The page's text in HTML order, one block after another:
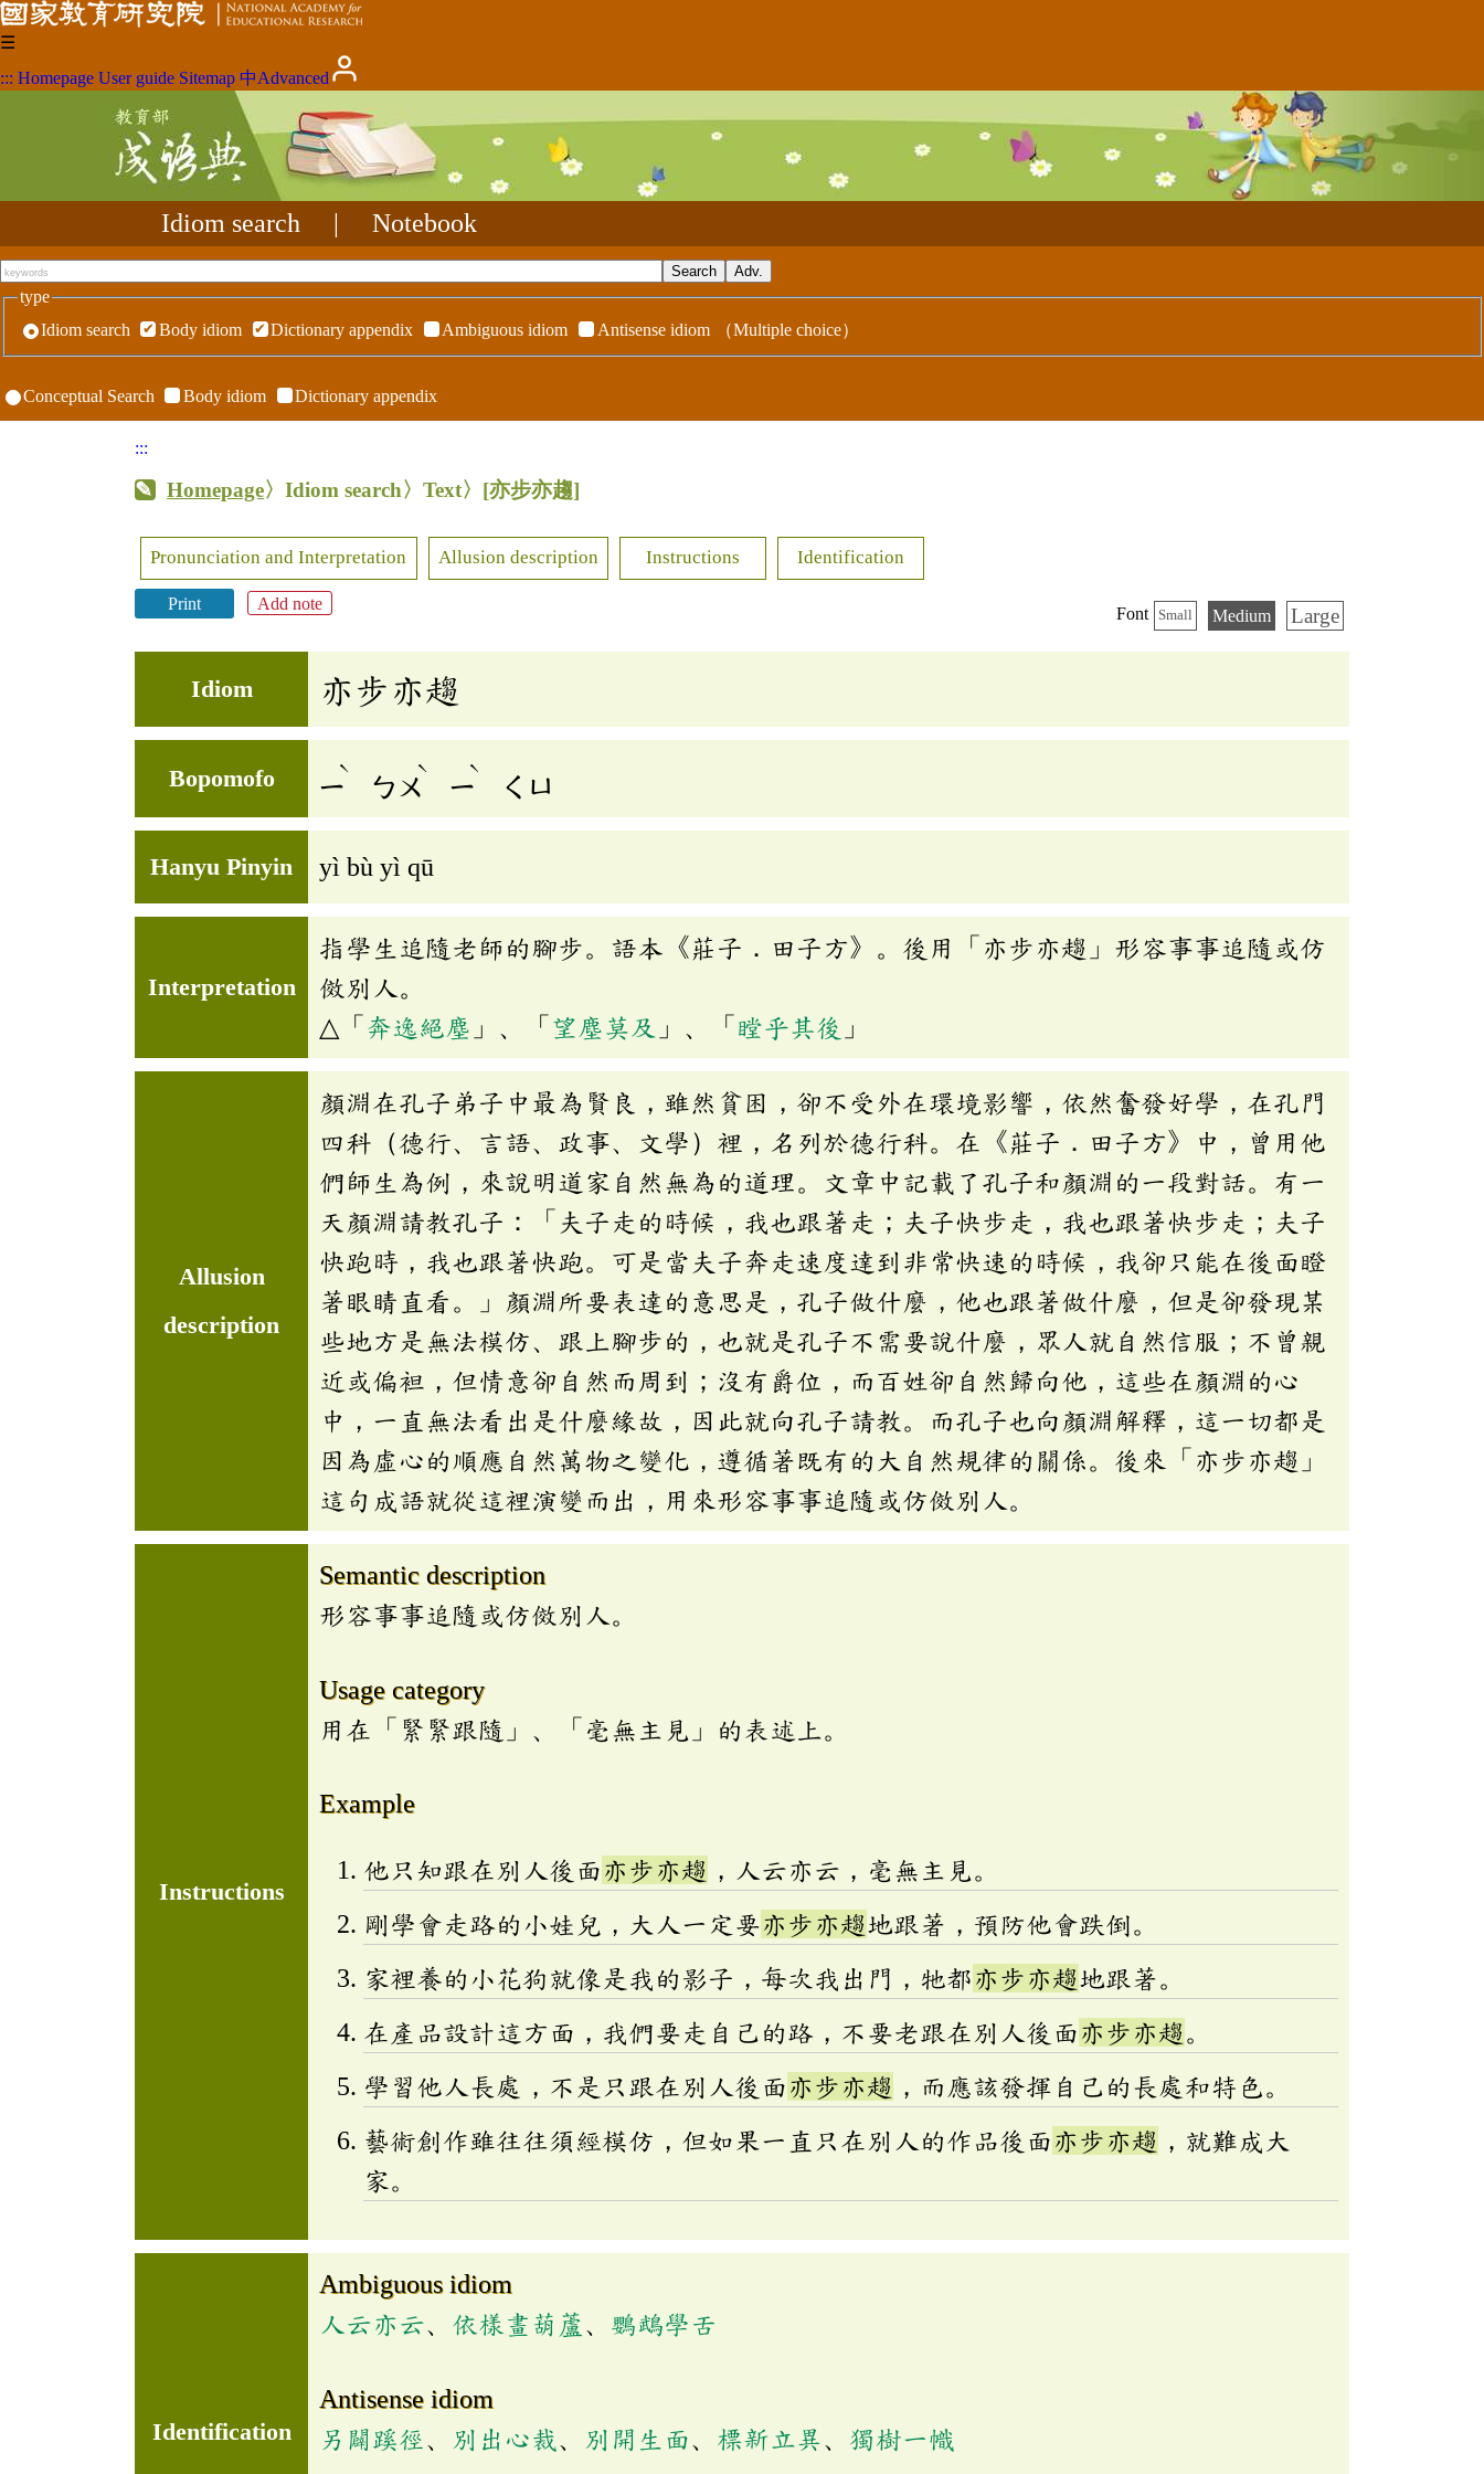
☰
::: Homepage User guide Sitemap 中Advanced
Idiom search Notebook
type
Idiom search
Body idiom Dictionary appendix Ambiguous idiom Antisense idiom （Multiple choice）
Conceptual Search Body idiom Dictionary appendix
:::
Homepage〉Idiom search〉Text〉 [亦步亦趨]
Pronunciation and Interpretation Allusion description Instructions Identification
Print Add note
Font Small Medium Large
Idiom 亦步亦趨
Bopomofo ㄧ
ˋ
ㄅㄨ
ˋ
ㄧ
ˋ
ㄑㄩ
Hanyu Pinyin yì bù yì qū
Interpretation
指學生追隨老師的腳步。語本《莊子．田子方》。後用「亦步亦趨」形容事事追隨或仿
傚別人。
△「 奔逸絕塵 」、「 望塵莫及 」、「 瞠乎其後 」
Allusion
description
顏淵在孔子弟子中最為賢良，雖然貧困，卻不受外在環境影響，依然奮發好學，在孔門
四科（德行、言語、政事、文學）裡，名列於德行科。在《莊子．田子方》中，曾用他
們師生為例，來說明道家自然無為的道理。文章中記載了孔子和顏淵的一段對話。有一
天顏淵請教孔子：「夫子走的時候，我也跟著走；夫子快步走，我也跟著快步走；夫子
快跑時，我也跟著快跑。可是當夫子奔走速度達到非常快速的時候，我卻只能在後面瞪
著眼睛直看。」顏淵所要表達的意思是，孔子做什麼，他也跟著做什麼，但是卻發現某
些地方是無法模仿、跟上腳步的，也就是孔子不需要說什麼，眾人就自然信服；不曾親
近或偏袒，但情意卻自然而周到；沒有爵位，而百姓卻自然歸向他，這些在顏淵的心
中，一直無法看出是什麼緣故，因此就向孔子請教。而孔子也向顏淵解釋，這一切都是
因為虛心的順應自然萬物之變化，遵循著既有的大自然規律的關係。後來「亦步亦趨」
這句成語就從這裡演變而出，用來形容事事追隨或仿傚別人。
Instructions
Semantic description
形容事事追隨或仿傚別人。
Usage category
用在「緊緊跟隨」、「毫無主見」的表述上。
Example
他只知跟在別人後面亦步亦趨 ，人云亦云，毫無主見。
剛學會走路的小娃兒，大人一定要亦步亦趨地跟著，預防他會跌倒。
家裡養的小花狗就像是我的影子，每次我出門，牠都亦步亦趨地跟著。
在產品設計這方面，我們要走自己的路，不要老跟在別人後面亦步亦趨。
學習他人長處，不是只跟在別人後面亦步亦趨 ，而應該發揮自己的長處和特色。
藝術創作雖往往須經模仿，但如果一直只在別人的作品後面亦步亦趨 ，就難成大
家。
Identification
Ambiguous idiom
人云亦云、 依樣畫葫蘆、 鸚鵡學舌
Antisense idiom
另闢蹊徑、 別出心裁、 別開生面、 標新立異、 獨樹一幟